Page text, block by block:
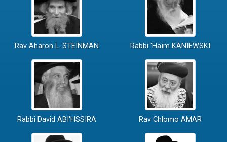
Rav Aharon L. STEINMAN Rabbi 'Haïm KANIEWSKI
Rabbi David ABI'HSSIRA Rav Chlomo AMAR